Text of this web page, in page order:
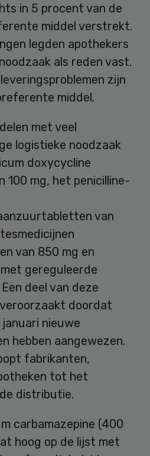
in 5 procent van de
middel verstrekt.
legden apothekers
als reden vast.
zijn
middel.
met veel
logistieke noodzaak
doxycycline
100 mg, het penicilline-
van
van 850 mg en
gereguleerde
deel van deze
doordat
nieuwe
hebben aangewezen.
fabrikanten,
tot het
distributie.
carbamazepine (400
hoog op de lijst met